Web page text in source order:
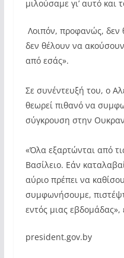
μιλούσαμε γι’ αυτό και
Λοιπόν, προφανώς, δεν
δεν θέλουν να
από εσάς».
Σε συνέντευξή του, ο
θεωρεί πιθανό να
σύγκρουση στην
«Όλα εξαρτώνται από
Βασίλειο. Εάν
αύριο πρέπει να
συμφωνήσουμε,
εντός μιας
president.gov.by